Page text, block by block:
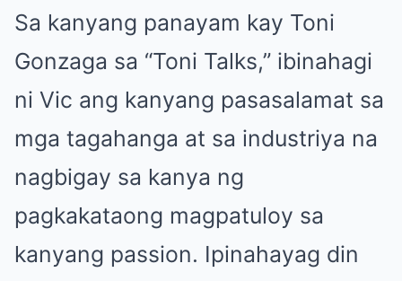
Sa kanyang panayam kay Toni
Gonzaga sa “Toni Talks,” ibinahagi
ni Vic ang kanyang pasasalamat sa
mga tagahanga at sa industriya na
nagbigay sa kanya ng
pagkakataong magpatuloy sa
kanyang passion. Ipinahayag din